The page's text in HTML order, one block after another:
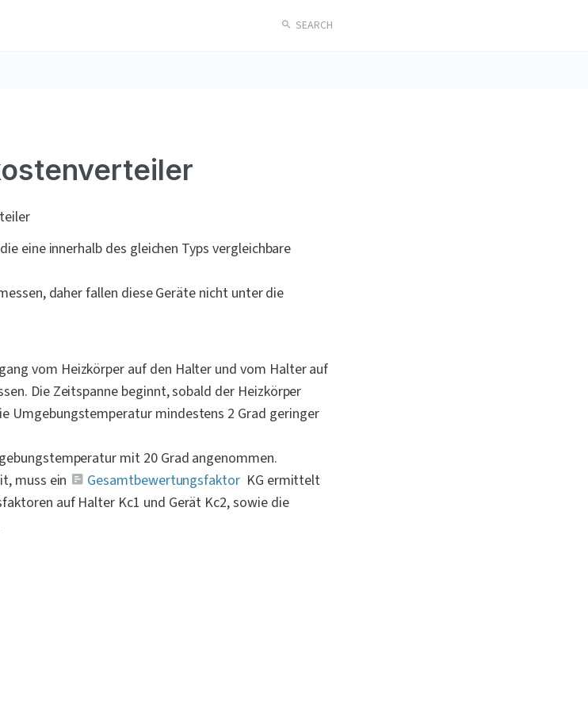
SEARCH
eine innerhalb des gleichen Typs vergleichbare
daher fallen diese Geräte nicht unter die
vom Heizkörper auf den Halter und vom Halter auf
Die Zeitspanne beginnt, sobald der Heizkörper
Umgebungstemperatur mindestens 2 Grad geringer
mit 20 Grad angenommen.
muss ein
Gesamtbewertungsfaktor KG ermittelt
auf Halter Kc1 und Gerät Kc2, sowie die